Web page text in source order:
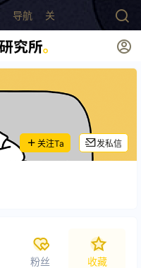
导航 关于
关注Ta 发私信
粉丝 收藏